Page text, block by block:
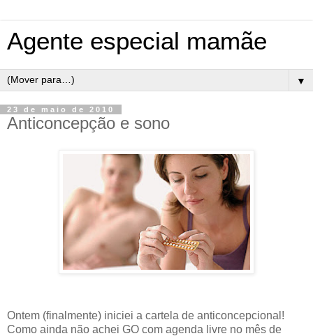
Agente especial mamãe
▼
23 de maio de 2010
Anticoncepção e sono
Ontem (finalmente) iniciei a cartela de anticoncepcional!
Como ainda não achei GO com agenda livre no mês de